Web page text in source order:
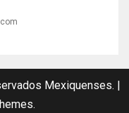
Mexiquenses. |